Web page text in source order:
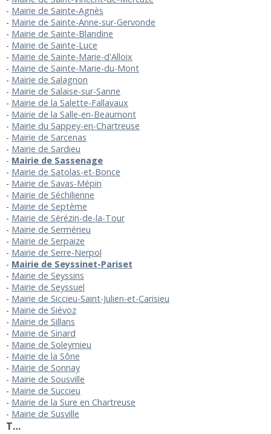
Mairie de Sainte-Agnès
Mairie de Sainte-Anne-sur-Gervonde
Mairie de Sainte-Blandine
Mairie de Sainte-Luce
Mairie de Sainte-Marie-d'Alloix
Mairie de Sainte-Marie-du-Mont
Mairie de Salagnon
Mairie de Salaise-sur-Sanne
Mairie de la Salette-Fallavaux
Mairie de la Salle-en-Beaumont
Mairie du Sappey-en-Chartreuse
Mairie de Sarcenas
Mairie de Sardieu
Mairie de Sassenage
Mairie de Satolas-et-Bonce
Mairie de Savas-Mépin
Mairie de Séchilienne
Mairie de Septème
Mairie de Sérézin-de-la-Tour
Mairie de Sermérieu
Mairie de Serpaize
Mairie de Serre-Nerpol
Mairie de Seyssinet-Pariset
Mairie de Seyssins
Mairie de Seyssuel
Mairie de Siccieu-Saint-Julien-et-Carisieu
Mairie de Siévoz
Mairie de Sillans
Mairie de Sinard
Mairie de Soleymieu
Mairie de la Sône
Mairie de Sonnay
Mairie de Sousville
Mairie de Succieu
Mairie de la Sure en Chartreuse
Mairie de Susville
T…